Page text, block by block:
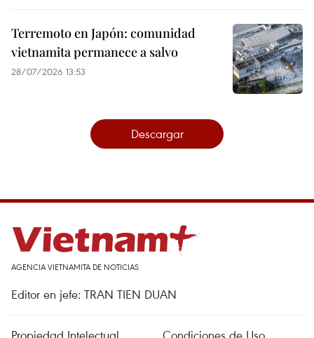
Terremoto en Japón: comunidad
vietnamita permanece a salvo
28/07/2026 13:53
Descargar
AGENCIA VIETNAMITA DE NOTICIAS
Editor en jefe: TRAN TIEN DUAN
Propiedad Intelectual Condiciones de Uso